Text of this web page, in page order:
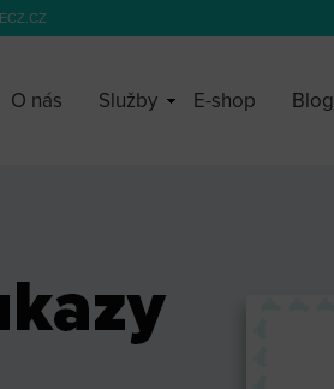
O nás Služby E-shop Blog